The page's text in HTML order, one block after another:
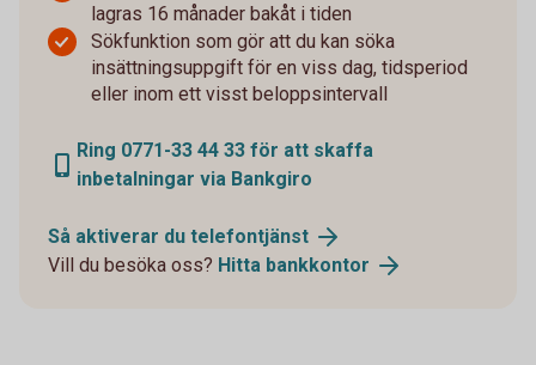
lagras 16 månader bakåt i tiden
Sökfunktion som gör att du kan söka
insättningsuppgift för en viss dag, tidsperiod
eller inom ett visst beloppsintervall
Ring 0771-33 44 33 för att skaffa
inbetalningar via Bankgiro
Så aktiverar du telefontjänst
Vill du besöka oss? Hitta bankkontor